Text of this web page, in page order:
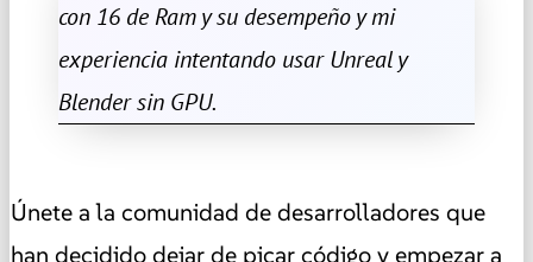
con 16 de Ram y su desempeño y mi
experiencia intentando usar Unreal y
Blender sin GPU.
Únete a la comunidad de desarrolladores que
han decidido dejar de picar código y empezar a